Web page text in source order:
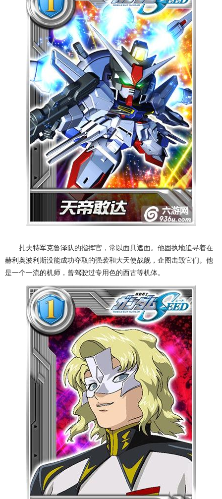
扎夫特军克鲁泽队的指挥官，常以面具遮面。他固执地追寻着在
赫利奥波利斯没能成功夺取的强袭和大天使战舰，企图击毁它们。他
是一个一流的机师，曾驾驶过专用色的西古等机体。